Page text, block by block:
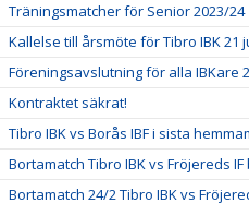
Träningsmatcher för Senior 2023/24
Kallelse till årsmöte för Tibro IBK 21
Föreningsavslutning för alla IBKare
Kontraktet säkrat!
Tibro IBK vs Borås IBF i sista
Bortamatch Tibro IBK vs Fröjereds IF
Bortamatch 24/2 Tibro IBK vs